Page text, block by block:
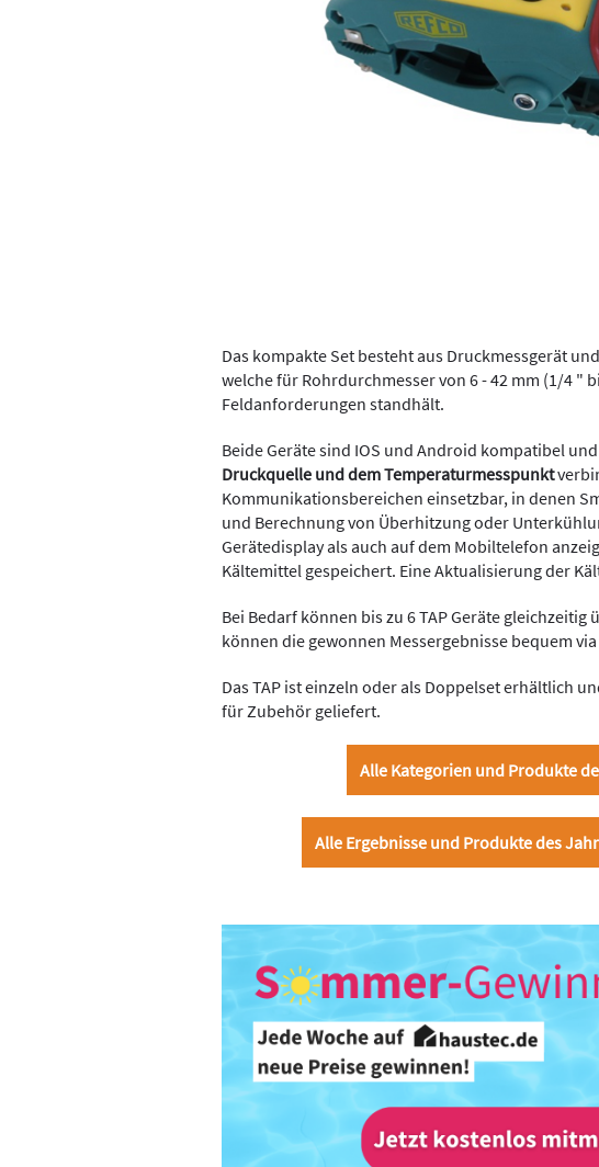
Das kompakte Set besteht aus Druckmessgerät
welche für Rohrdurchmesser von 6 - 42 mm (1/4 "
Feldanforderungen standhält.
Beide Geräte sind IOS und Android kompatibel
Druckquelle und dem Temperaturmesspunkt
Kommunikationsbereichen einsetzbar, in denen
und Berechnung von Überhitzung oder
Gerätedisplay als auch auf dem Mobiltelefon
Kältemittel gespeichert. Eine Aktualisierung der
Bei Bedarf können bis zu 6 TAP Geräte gleichzeitig
können die gewonnen Messergebnisse bequem
Das TAP isteinzeln oder als Doppelset erhältlich
für Zubehör geliefert.
Alle Kategorien und Produkte
Alle Ergebnisse und Produkte des